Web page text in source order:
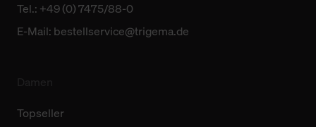
Tel.: +49 (0) 7475/88-0
E-Mail: bestellservice@trigema.de
Topseller